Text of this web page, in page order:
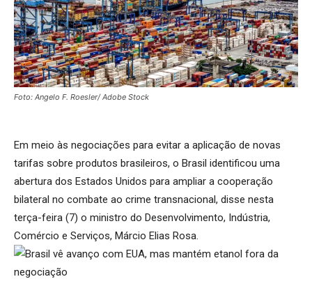
Foto: Angelo F. Roesler/ Adobe Stock
Em meio às negociações para evitar a aplicação de novas
tarifas sobre produtos brasileiros, o Brasil identificou uma
abertura dos Estados Unidos para ampliar a cooperação
bilateral no combate ao crime transnacional, disse nesta
terça-feira (7) o ministro do Desenvolvimento, Indústria,
Comércio e Serviços, Márcio Elias Rosa.